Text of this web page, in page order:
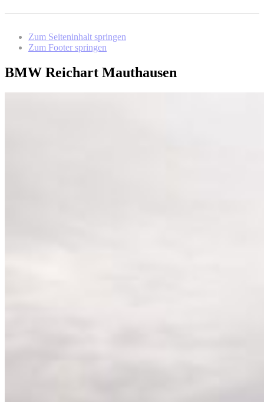
Zum Seiteninhalt springen
Zum Footer springen
BMW Reichart Mauthausen